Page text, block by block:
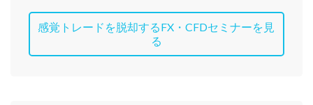
感覚トレードを脱却するFX・CFDセミナーを見
る